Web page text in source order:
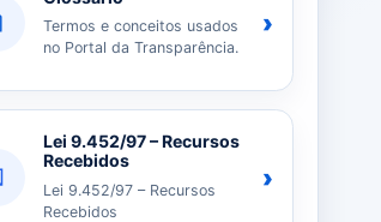
Termos e conceitos usados
no Portal da Transparência.
›
Lei 9.452/97 – Recursos
Recebidos
Lei 9.452/97 – Recursos
Recebidos
›